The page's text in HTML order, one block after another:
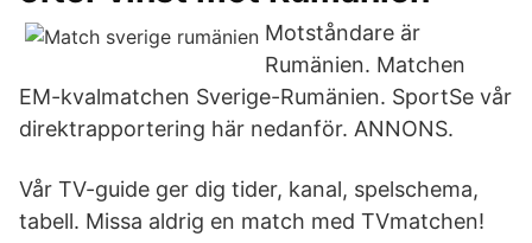
Motståndare är
Rumänien. Matchen
EM-kvalmatchen Sverige-Rumänien. SportSe vår
direktrapportering här nedanför. ANNONS.
Vår TV-guide ger dig tider, kanal, spelschema,
tabell. Missa aldrig en match med TVmatchen!